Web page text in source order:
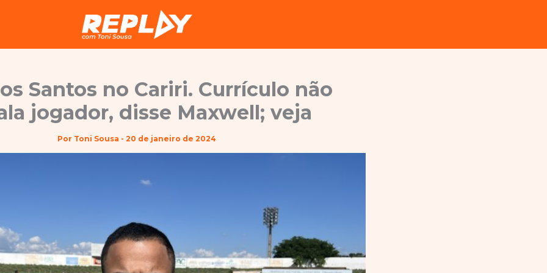
Santos no Cariri. Currículo não
jogador, disse Maxwell; veja
Por Toni Sousa - 20 de janeiro de 2024